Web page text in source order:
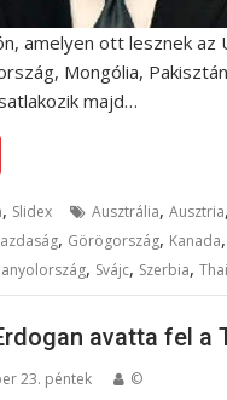
amelyen ott lesznek
Mongólia,
majd…
, Slidex Ausztrália, Ausztria,
, Görögország, Kanada,
, Svájc, Szerbia,
avatta fel
23. péntek ©